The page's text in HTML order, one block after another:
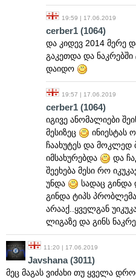
19:59 | 17.06.2019
cerber1 (1064)
და კიდევ 2014 მერე
გაკეთდა და
დაიდო
19:57 | 17.06.2019
cerber1 (1064)
იგივე ანომალიები
მესიზეც
ინიესტას
ჩაახუტეს და მოკლედ
იმსახურებდა
და
შეეხება მესი რო
უნდა
სადაც
გინდა ტიპს პრობლემა
არააქ..ყველგან
ლიგაზე და გინს
11:20 | 17.06.2019
Javshana(3011)
მეც მაგას ვიძახი თუ ყველა